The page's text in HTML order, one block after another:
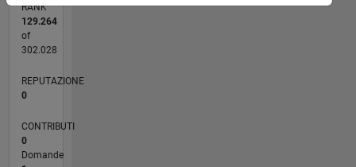
RANK
129.264
of
302.028
REPUTAZIONE
0
CONTRIBUTI
0
Domande